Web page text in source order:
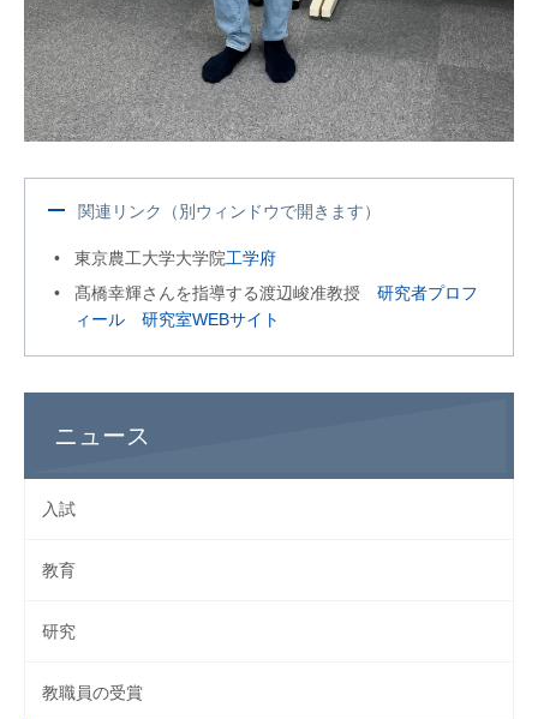
関連リンク（別ウィンドウで開きます）
東京農工大学大学院工学府
髙橋幸輝さんを指導する渡辺峻准教授研究者プロフ
ィール
研究室WEBサイト
ニュース
入試
教育
研究
教職員の受賞